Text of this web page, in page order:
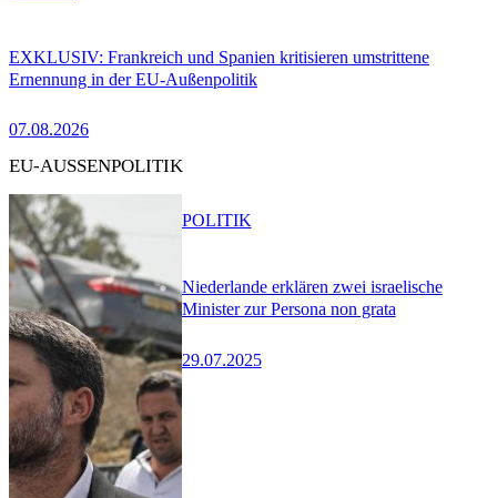
EXKLUSIV: Frankreich und Spanien kritisieren umstrittene
Ernennung in der EU-Außenpolitik
07.08.2026
EU-AUSSENPOLITIK
Niederlande erklären zwei israelische
Minister zur Persona non grata
29.07.2025
POLITIK